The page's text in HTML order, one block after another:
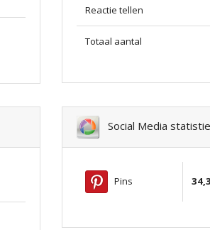
Reactie tellen
Totaal aantal
Social Media
Pins